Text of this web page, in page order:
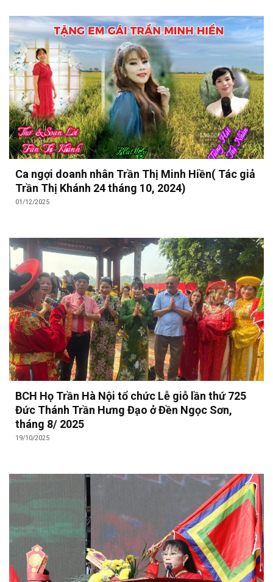
Ca ngợi doanh nhân Trần Thị Minh Hiền( Tác giả
Trần Thị Khánh 24 tháng 10, 2024)
01/12/2025
BCH Họ Trần Hà Nội tổ chức Lễ giỗ lần thứ 725
Đức Thánh Trần Hưng Đạo ở Đền Ngọc Sơn,
tháng 8/ 2025
19/10/2025